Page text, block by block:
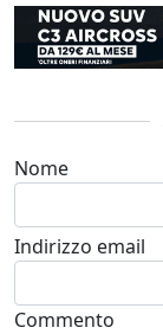
Nome
Indirizzo email
Commento